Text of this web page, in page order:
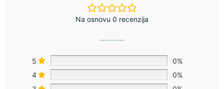
Na osnovu 0 recenzija
5
0%
4
0%